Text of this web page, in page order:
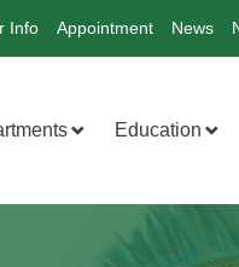
Info Appointment News
Education